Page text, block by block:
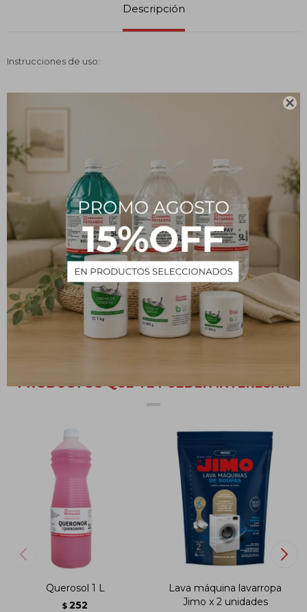

Descripción
Instrucciones de uso:
Retirar el polvo y la arena de la superficie.
Diluir en agua. Se recomienda una dilución máxima de hasta 1:10,
dependiendo de la acumulación de ceras y acabados.
Extender uniformemente sin dejar secar.
Dejar actuar de 5 a 10 min.
Remover la superficie con máquina enceradora con disco de
remoción o escoba.
Remover la solución sucia y enjuagar bien con agua limpia.
Repetir la operación si aún permanecen residuos.
PRODUCTOS QUE TE PUEDEN INTERESAR
Querosol 1 L
$ 252
Lava máquina lavarropa
Jimo x 2 unidades